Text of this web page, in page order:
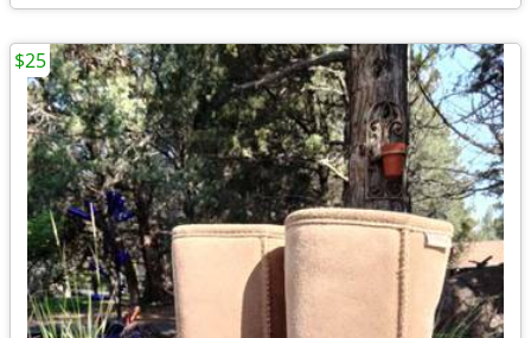
$25